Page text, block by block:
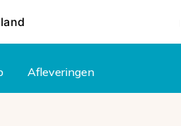
Afleveringen